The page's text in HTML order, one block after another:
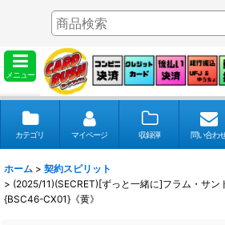
メニュー
カテゴリ マイページ 収録弾 問い合わ
ホーム > 契約スピリット
> (2025/11)(SECRET)[ずっと一緒に]フラム・サン
{BSC46-CX01}《黄》